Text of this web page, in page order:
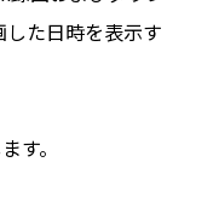
た日時を表示す
す。